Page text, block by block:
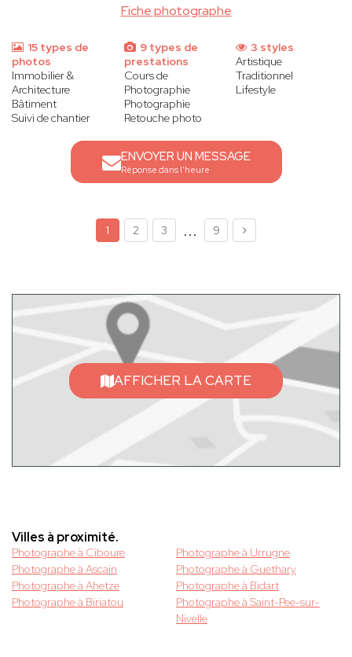
Fiche photographe
15 types de
photos
Immobilier &
Architecture
Bâtiment
Suivi de chantier
9 types de
prestations
Cours de
Photographie
Photographie
Retouche photo
3 styles
Artistique
Traditionnel
Lifestyle
ENVOYER UN MESSAGE
Réponse dans l'heure
1 2 3 ... 9
AFFICHER LA CARTE
Villes à proximité.
Photographe à Ciboure
Photographe à Urrugne
Photographe à Ascain
Photographe à Guethary
Photographe à Ahetze
Photographe à Bidart
Photographe à Biriatou
Photographe à Saint-Pee-sur-
Nivelle